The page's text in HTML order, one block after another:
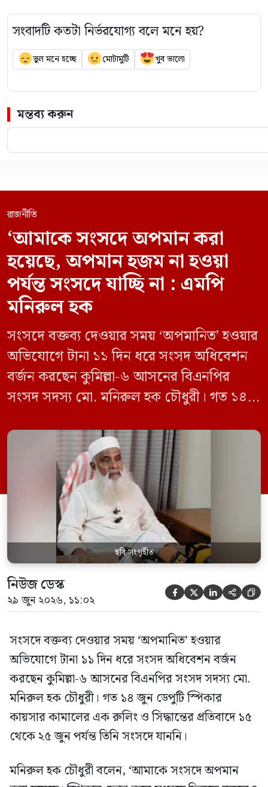
সংবাদটি কতটা নির্ভরযোগ্য বলে মনে হয়?
ভুল মনে হচ্ছে মোটামুটি খুব ভালো
মন্তব্য করুন
রাজনীতি
‘আমাকে সংসদে অপমান করা
হয়েছে, অপমান হজম না হওয়া
পর্যন্ত সংসদে যাচ্ছি না : এমপি
মনিরুল হক
সংসদে বক্তব্য দেওয়ার সময় ‘অপমানিত’ হওয়ার
অভিযোগে টানা ১১ দিন ধরে সংসদ অধিবেশন
বর্জন করছেন কুমিল্লা-৬ আসনের বিএনপির
সংসদ সদস্য মো. মনিরুল হক চৌধুরী। গত ১৪
রুলিং ও সিদ্ধান্তের প্রতিবাদে ১৫ থেকে ২৫ জুন
পর্যন্ত তিনি সংসদে যাননি। মনিরুল হক চৌধুরী
বলেন, ‘আমাকে সংসদে অপমান করা হয়েছে।
স্পিকার ফোন […]
ছবি সংগৃহীত
নিউজ ডেস্ক
২৯ জুন ২০২৬, ১১:০২     
সংসদে বক্তব্য দেওয়ার সময় ‘অপমানিত’ হওয়ার
অভিযোগে টানা ১১ দিন ধরে সংসদ অধিবেশন বর্জন
করছেন কুমিল্লা-৬ আসনের বিএনপির সংসদ সদস্য মো.
মনিরুল হক চৌধুরী। গত ১৪ জুন ডেপুটি স্পিকার
কায়সার কামালের এক রুলিং ও সিদ্ধান্তের প্রতিবাদে ১৫
থেকে ২৫ জুন পর্যন্ত তিনি সংসদে যাননি।
মনিরুল হক চৌধুরী বলেন, ‘আমাকে সংসদে অপমান